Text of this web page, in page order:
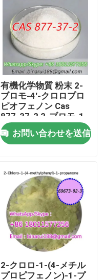
有機化学物質 粉末 2-
ブロモ-4'-クロロプロ
ピオフェノン Cas
877-37-2 2-ブロモ-1-
(4-クロロフェニル) プ
ロパン-1-オン
お問い合わせを送信
2-クロロ-1-(4-メチル
プロピフェノン)-1-プ